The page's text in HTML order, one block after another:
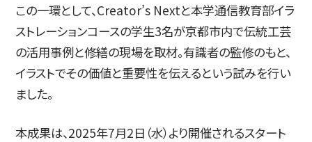
通信教育部
藝術学舎（公開講座）
この一環として、Creator’s Nextと本学通信教育部イラ
ストレーションコースの学生3名が京都市内で伝統工芸
の活用事例と修繕の現場を取材。有識者の監修のもと、
イラストでその価値と重要性を伝えるという試みを行い
ました。
本成果は、2025年7月2日（水）より開催されるスタート